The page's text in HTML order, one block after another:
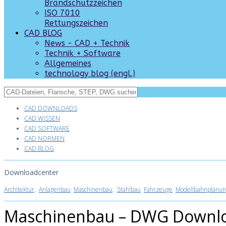
Brandschutzzeichen
ISO 7010
Rettungszeichen
CAD BLOG
News - CAD + Technik
Technik + Software
Allgemeines
technology blog (engl.)
CAD DOWNLOADS
CAD WISSEN
CAD SOFTWARE
CAD NORMEN
CAD BLOG
Downloadcenter
Architektur. Anlagenbau Maschinenbau. Stahlbau Fahrzeuge
Maschinenbau – DWG